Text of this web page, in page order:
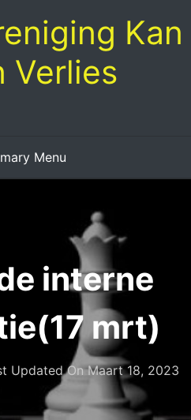
Kan
Verlies
Menu
interne
mrt)
Updated OnMaart 18, 2023